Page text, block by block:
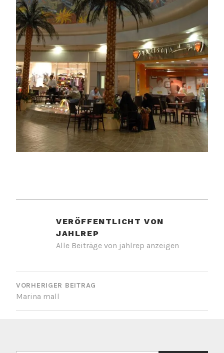
VERÖFFENTLICHT VON
JAHLREP
Alle Beiträge von jahlrep anzeigen
BEITRAGSNAVIGATION
VORHERIGER BEITRAG
Marina mall